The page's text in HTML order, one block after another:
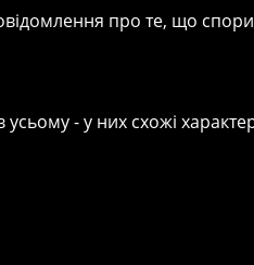
про те, що
- у них схожі